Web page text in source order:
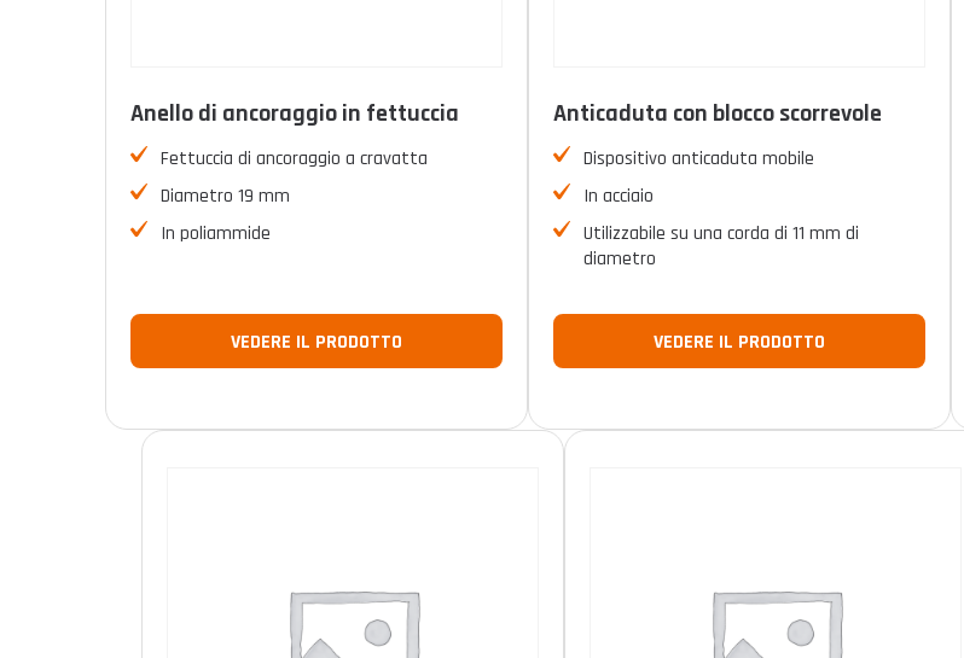
Anello di ancoraggio in fettuccia
Fettuccia di ancoraggio a cravatta
Diametro 19 mm
In poliammide
VEDERE IL PRODOTTO
Anticaduta con blocco scorrevole
Dispositivo anticaduta mobile
In acciaio
Utilizzabile su una corda di 11 mm di
diametro
VEDERE IL PRODOTTO